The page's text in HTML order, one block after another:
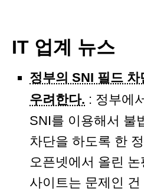
IT 업계 뉴스
정부의 SNI 필드
우려한다. : 정부에
SNI를 이용해서 불
차단을 하도록 한
오픈넷에서 올린 논
사이트는 문제인